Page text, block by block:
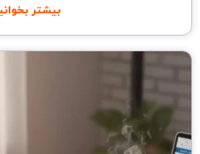
بیشتر